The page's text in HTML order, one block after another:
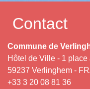
Contact
Commune de
Hôtel de Ville - 1
59237 Verlinghem -
+33 3 20 08 81 36